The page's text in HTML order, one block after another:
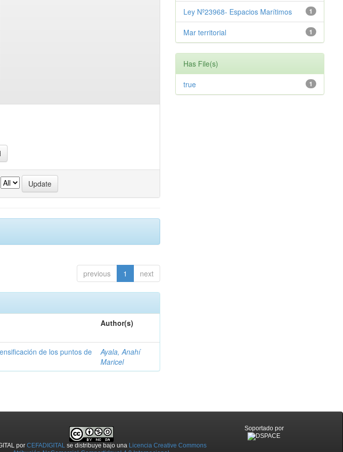
previous 1 next
Author(s)
de los puntos de
Ayala, Anahí
Maricel
1
Ley Nº23968- Espacios Marítimos
1
Mar territorial
Has File(s)
1
true
porCEFADIGITAL se distribuye bajo una Licencia Creative Commons
Soportado por